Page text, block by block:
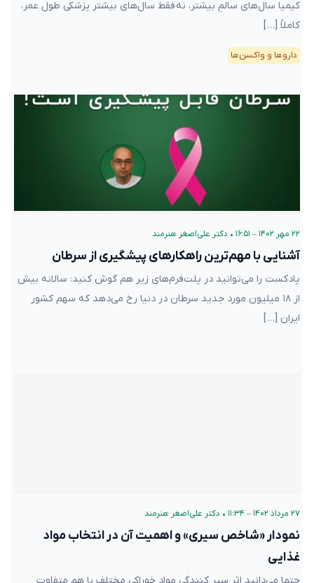
کیمیا سال‌های سالمِ بیشتر، نه فقط سال‌های بیشتر پزشکی طول عمر،
کاملاً […]
دارو‌ها و واکسن‌ها
۲۲ مهر ۱۴۰۲ – ۱۶:۵۱ • دکتر علی‌اصغر هنرمند
آشنایی با مهم‌ترین راهکارهای پیشگیری از سرطان
پادکست را می‌توانید در پلت‌فرم‌های زیر هم گوش کنید: سالانه بیش
از ۱۸ میلیون مورد جدید سرطان در دنیا رخ می‌دهد که سهم کشور
ایران […]
۲۷ مرداد ۱۴۰۲ – ۱۱:۳۴ • دکتر علی‌اصغر هنرمند
نمودار «شاخص سیری» و اهمیت آن در انتخاب مواد
غذایی
حتما می‌دانید اثر سیر کنندگی مواد خوراکی مختلف با هم متفاوت